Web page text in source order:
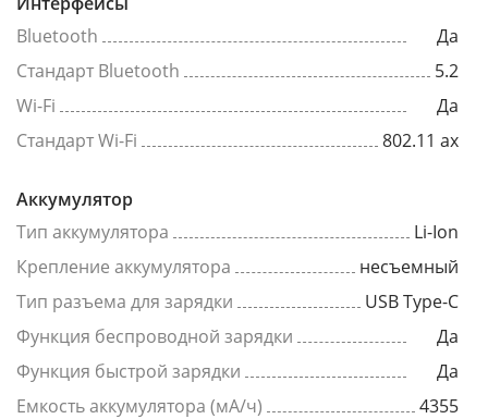
Bluetooth
Да
Стандарт Bluetooth
5.2
Wi-Fi
Да
Стандарт Wi-Fi
802.11 ax
Аккумулятор
Тип аккумулятора
Li-Ion
Крепление аккумулятора
несъемный
Тип разъема для зарядки
USB Type-C
Функция беспроводной зарядки
Да
Функция быстрой зарядки
Да
Емкость аккумулятора (мА/ч)
4355